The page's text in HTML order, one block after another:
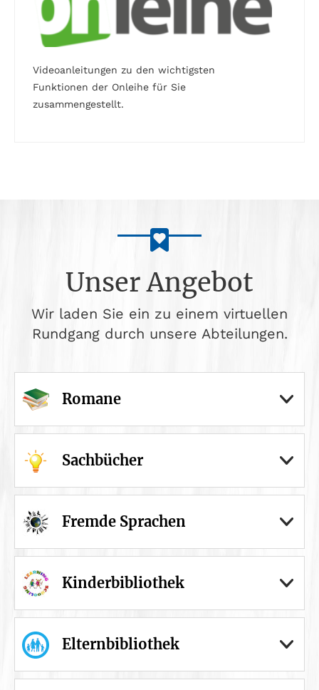
Videoanleitungen zu den wichtigsten
Funktionen der Onleihe für Sie
zusammengestellt.
Unser Angebot
Wir laden Sie ein zu einem virtuellen
Rundgang durch unsere Abteilungen.
Romane
Sachbücher
Fremde Sprachen
Kinderbibliothek
Elternbibliothek